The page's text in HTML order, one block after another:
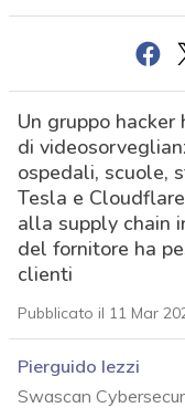
Un gruppo
di
ospedali, scuole,
Tesla e
alla supply chain
del fornitore ha
clienti
Pubblicato il 11 Mar
Pierguido Iezzi
Swascan